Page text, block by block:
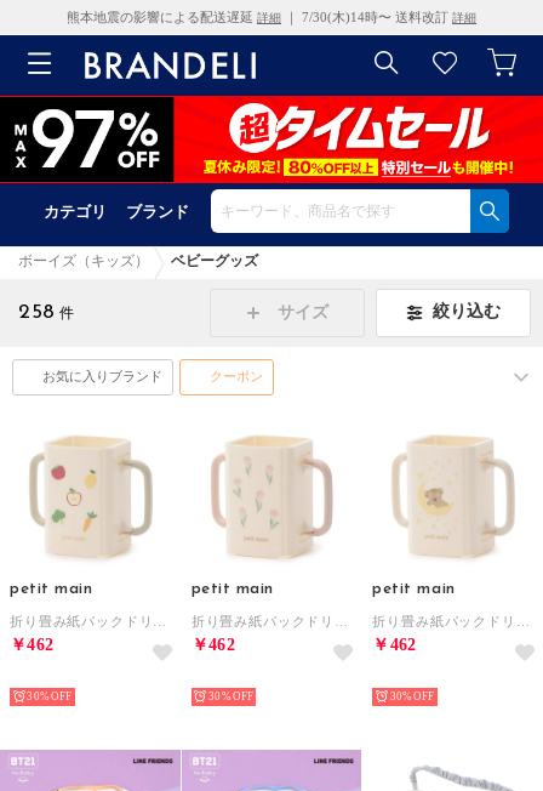
熊本地震の影響による配送遅延 詳細 ｜ 7/30(木)14時〜 送料改訂 詳細
カテゴリ ブランド
ボーイズ（キッズ） ベビーグッズ
258 件 サイズ 絞り込む
お気に入りブランド クーポン
petit main
￥462
30%
petit main
￥462
30%
petit main
￥462
30%